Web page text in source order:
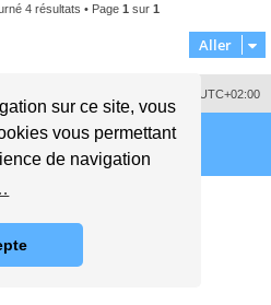
sur ce site, vous
vous permettant
de navigation
4 résultats • Page 1 sur 1
Aller
UTC+02:00